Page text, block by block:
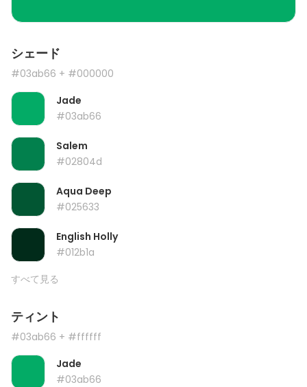
シェード
#03ab66 + #000000
Jade
#03ab66
Salem
#02804d
Aqua Deep
#025633
English Holly
#012b1a
すべて見る
ティント
#03ab66 + #ffffff
Jade
#03ab66